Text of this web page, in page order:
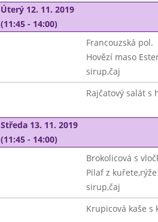
Úterý 12. 11. 2019
(11:45 - 14:00)
Francouzská pol.
Hovězí maso
sirup,čaj
Rajčatový salát s
Středa 13. 11. 2019
(11:45 - 14:00)
Brokolicová s
Pilaf z kuřete,rýže
sirup,čaj
Krupicová kaše s